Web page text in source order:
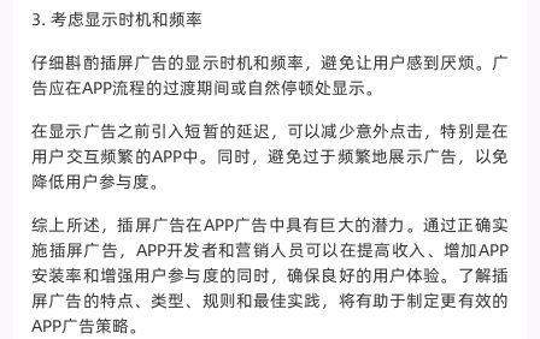
3. 考虑显示时机和频率
仔细斟酌插屏广告的显示时机和频率，避免让用户感到厌烦。广
告应在APP流程的过渡期间或自然停顿处显示。
在显示广告之前引入短暂的延迟，可以减少意外点击，特别是在
用户交互频繁的APP中。同时，避免过于频繁地展示广告，以免
降低用户参与度。
综上所述，插屏广告在APP广告中具有巨大的潜力。通过正确实
施插屏广告，APP开发者和营销人员可以在提高收入、增加APP
安装率和增强用户参与度的同时，确保良好的用户体验。了解插
屏广告的特点、类型、规则和最佳实践，将有助于制定更有效的
APP广告策略。